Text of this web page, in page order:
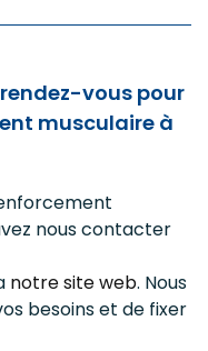
vous pour
musculaire à
nous contacter
notre site web. Nous
besoins et de fixer